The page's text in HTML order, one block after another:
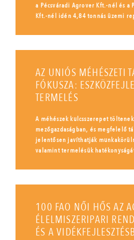
a Pécsváradi Agrover Kft.-nél és a
Kft.-nél idén 4,84 tonnás üzemi
AZ UNIÓS MÉHÉSZETI
FÓKUSZA:
TERMELÉS
A méhészek kulcsszerepet
mezőgazdaságban, és megfelelő
jelentősen javíthatják
valamint termelésük
100 FAO NŐI HŐS AZ
ÉLELMISZERIPARI
ÉS A